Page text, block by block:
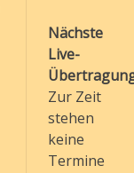
Nächste
Live-
Zur Zeit
stehen
keine
Termine